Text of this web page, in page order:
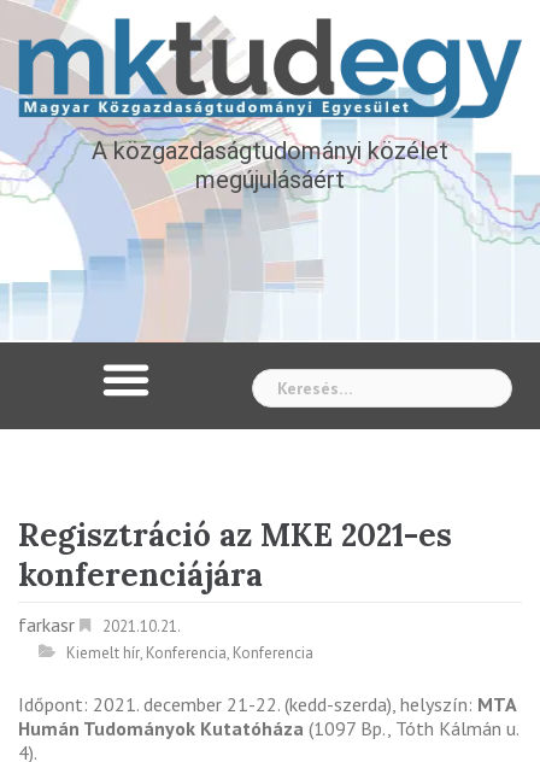
A közgazdaságtudományi közélet
megújulásáért
Regisztráció az MKE 2021-es
konferenciájára
farkasr
2021.10.21.
Kiemelt hír, Konferencia, Konferencia
Időpont: 2021. december 21-22. (kedd-szerda), helyszín: MTA
Humán Tudományok Kutatóháza (1097 Bp., Tóth Kálmán u.
4).